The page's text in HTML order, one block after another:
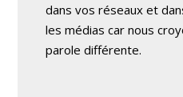
dans vos réseaux et
les médias car nous
parole différente.